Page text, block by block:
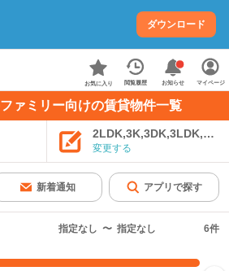
ダウンロード
お気に入り 閲覧履歴 お知らせ マイページ
ァミリー向けの賃貸物件一覧
変更する
新着通知 アプリで探す
指定なし 〜 指定なし 6件